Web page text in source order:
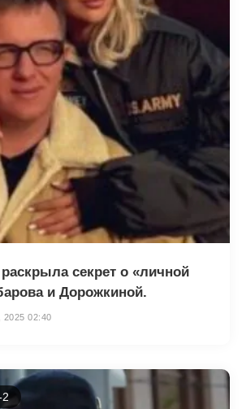
секрет о «личной
и Дорожкиной.
02:40